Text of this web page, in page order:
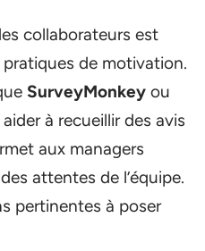
collaborateurs est
de motivation.
SurveyMonkey ou
à recueillir des avis
aux managers
attentes de l’équipe.
pertinentes à poser